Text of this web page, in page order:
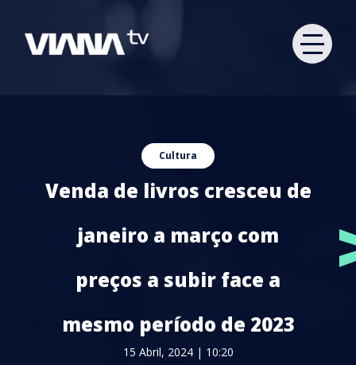
Cultura
Venda de livros cresceu de
janeiro a março com
preços a subir face a
mesmo período de 2023
15 Abril, 2024 | 10:20